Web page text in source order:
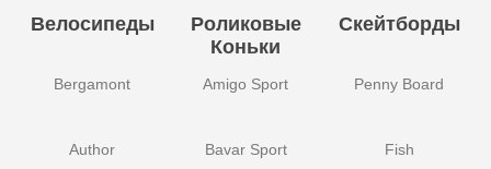
Велосипеды
Bergamont
Author
Роликовые
Коньки
Amigo Sport
Bavar Sport
Скейтборды
Penny Board
Fish